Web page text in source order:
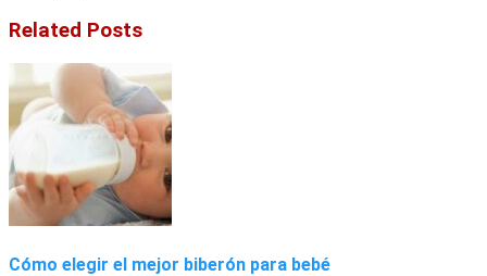
Related Posts
Cómo elegir el mejor biberón para bebé